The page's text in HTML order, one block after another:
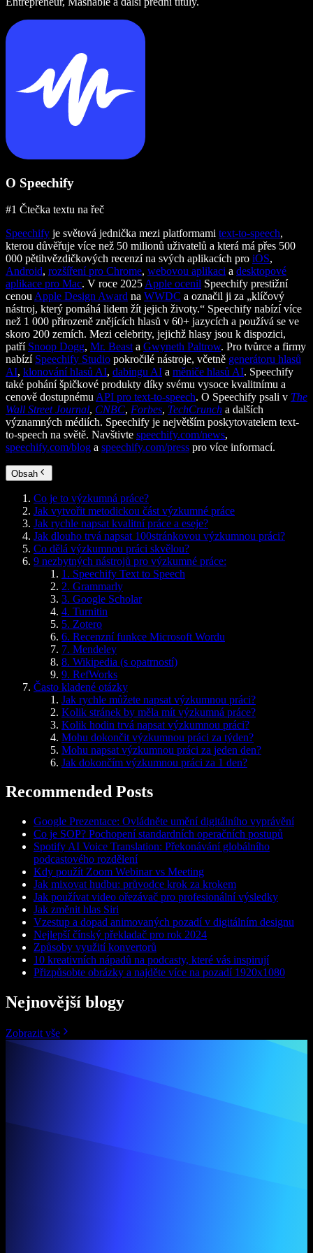
O Speechify
#1 Čtečka textu na řeč
Speechify je světová jednička mezi platformami text-to-speech,
kterou důvěřuje více než 50 milionů uživatelů a která má přes 500
000 pětihvězdičkových recenzí na svých aplikacích pro iOS,
Android, rozšíření pro Chrome, webovou aplikaci a desktopové
aplikace pro Mac. V roce 2025 Apple ocenil Speechify prestižní
cenou Apple Design Award na WWDC a označil ji za „klíčový
nástroj, který pomáhá lidem žít jejich životy.“ Speechify nabízí více
než 1 000 přirozeně znějících hlasů v 60+ jazycích a používá se ve
skoro 200 zemích. Mezi celebrity, jejichž hlasy jsou k dispozici,
patří Snoop Dogg, Mr. Beast a Gwyneth Paltrow. Pro tvůrce a firmy
nabízí Speechify Studio pokročilé nástroje, včetně generátoru hlasů
AI, klonování hlasů AI, dabingu AI a měniče hlasů AI. Speechify
také pohání špičkové produkty díky svému vysoce kvalitnímu a
cenově dostupnému API pro text-to-speech. O Speechify psali v The
Wall Street Journal, CNBC, Forbes, TechCrunch a dalších
významných médiích. Speechify je největším poskytovatelem text-
to-speech na světě. Navštivte speechify.com/news,
speechify.com/blog a speechify.com/press pro více informací.
Obsah
Co je to výzkumná práce?
Jak vytvořit metodickou část výzkumné práce
Jak rychle napsat kvalitní práce a eseje?
Jak dlouho trvá napsat 100stránkovou výzkumnou práci?
Co dělá výzkumnou práci skvělou?
9 nezbytných nástrojů pro výzkumné práce:
1. Speechify Text to Speech
2. Grammarly
3. Google Scholar
4. Turnitin
5. Zotero
6. Recenzní funkce Microsoft Wordu
7. Mendeley
8. Wikipedia (s opatrností)
9. RefWorks
Často kladené otázky
Jak rychle můžete napsat výzkumnou práci?
Kolik stránek by měla mít výzkumná práce?
Kolik hodin trvá napsat výzkumnou práci?
Mohu dokončit výzkumnou práci za týden?
Mohu napsat výzkumnou práci za jeden den?
Jak dokončím výzkumnou práci za 1 den?
Recommended Posts
Google Prezentace: Ovládněte umění digitálního vyprávění
Co je SOP? Pochopení standardních operačních postupů
Spotify AI Voice Translation: Překonávání globálního
podcastového rozdělení
Kdy použít Zoom Webinar vs Meeting
Jak mixovat hudbu: průvodce krok za krokem
Jak používat video ořezávač pro profesionální výsledky
Jak změnit hlas Siri
Vzestup a dopad animovaných pozadí v digitálním designu
Nejlepší čínský překladač pro rok 2024
Způsoby využití konvertorů
10 kreativních nápadů na podcasty, které vás inspirují
Přizpůsobte obrázky a najděte více na pozadí 1920x1080
Nejnovější blogy
Zobrazit vše